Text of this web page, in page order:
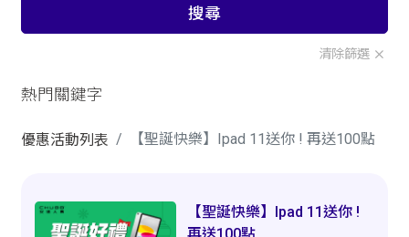
搜尋
清除篩選
熱門關鍵字
優惠活動列表 【聖誕快樂】Ipad 11送你 ! 再送100點
【聖誕快樂】Ipad 11送你 !